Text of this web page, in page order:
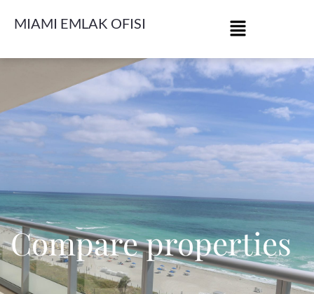
MIAMI EMLAK OFISI
Compare properties